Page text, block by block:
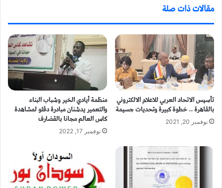
مقالات ذات صلة
تأسيس الاتحاد العربي للاعلام الالكتروني
بالقاهرة .. خطوة كبيرة وتحديات جسيمة
نوفمبر 20, 2021
منظمة أيادي الخير وشباب البناء
والتعمير يدشنان مبادرة دقلو لمشاهدة
كاس العالم مجانا بالقضارف
نوفمبر 17, 2022